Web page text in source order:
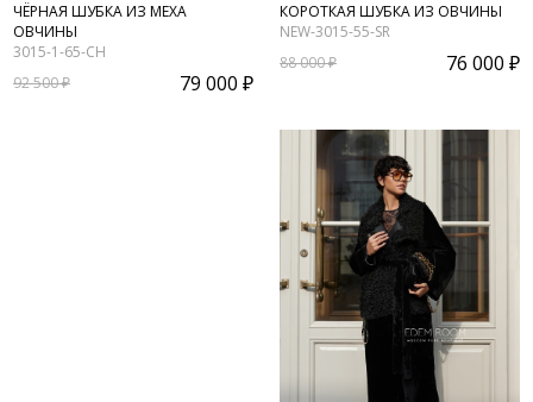
ЧЁРНАЯ ШУБКА ИЗ МЕХА
ОВЧИНЫ
3015-1-65-CH
92 500 ₽
79 000 ₽
КОРОТКАЯ ШУБКА ИЗ ОВЧИНЫ
NEW-3015-55-SR
88 000 ₽
76 000 ₽